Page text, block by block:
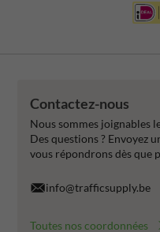
Contactez-nous
Nous sommes joignables
Des questions ? Envoyez
vous répondrons dès que
info@trafficsupply.be
Toutes nos coordonnées